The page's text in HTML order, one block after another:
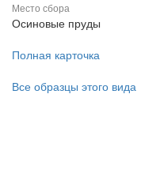
Место сбора
Осиновые пруды
Полная карточка
Все образцы этого вида